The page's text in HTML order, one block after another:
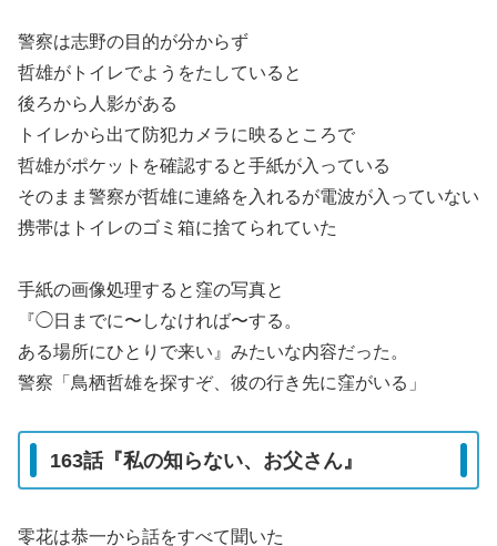
警察は志野の目的が分からず
哲雄がトイレでようをたしていると
後ろから人影がある
トイレから出て防犯カメラに映るところで
哲雄がポケットを確認すると手紙が入っている
そのまま警察が哲雄に連絡を入れるが電波が入っていない
携帯はトイレのゴミ箱に捨てられていた
手紙の画像処理すると窪の写真と
『◯日までに〜しなければ〜する。
ある場所にひとりで来い』みたいな内容だった。
警察「鳥栖哲雄を探すぞ、彼の行き先に窪がいる」
163話『私の知らない、お父さん』
零花は恭一から話をすべて聞いた